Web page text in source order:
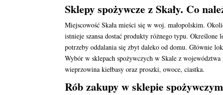
Sklepy spożywcze z Skały. Co
Miejscowość Skała mieści się w woj. małopolskim.
istnieje szansa dostać produkty różnego typu. Określone
potrzeby oddalania się zbyt daleko od domu. Głównie
Wybór w sklepach spożywczych w Skale z
wieprzowina kiełbasy oraz proszki, owoce, ciastka.
Rób zakupy w sklepie